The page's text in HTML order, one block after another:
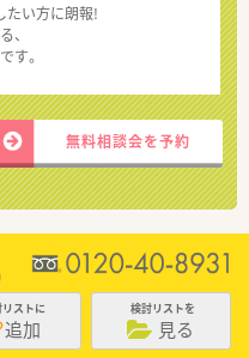
たい方に朗報!
、
す。
無料相談会を予約
ストに
追加
検討リストを
見る